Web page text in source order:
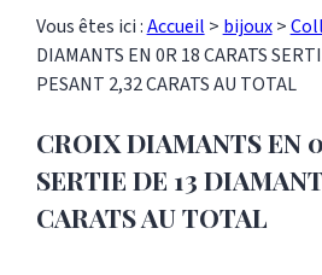
Vous êtes ici :Accueil > bijoux>
DIAMANTS EN 0R 18 CARATS
PESANT 2,32 CARATS AU TOTAL
CROIX DIAMANTS EN
SERTIE DE 13
CARATS AU TOTAL